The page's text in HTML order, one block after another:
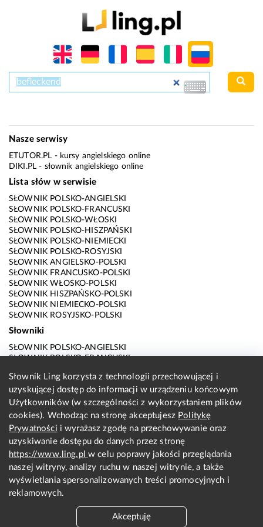
Nasze serwisy
ETUTOR.PL - kursy angielskiego online
DIKI.PL - słownik angielskiego online
Lista słów w serwisie
SŁOWNIK POLSKO-ANGIELSKI
SŁOWNIK POLSKO-FRANCUSKI
SŁOWNIK POLSKO-WŁOSKI
SŁOWNIK POLSKO-HISZPAŃSKI
SŁOWNIK POLSKO-NIEMIECKI
SŁOWNIK POLSKO-ROSYJSKI
SŁOWNIK ANGIELSKO-POLSKI
SŁOWNIK FRANCUSKO-POLSKI
SŁOWNIK WŁOSKO-POLSKI
SŁOWNIK HISZPAŃSKO-POLSKI
SŁOWNIK NIEMIECKO-POLSKI
SŁOWNIK ROSYJSKO-POLSKI
Słowniki
SŁOWNIK POLSKO-ANGIELSKI
SŁOWNIK POLSKO-FRANCUSKI
SŁOWNIK POLSKO-HISZPAŃSKI
SŁOWNIK POLSKO-NIEMIECKI
SŁOWNIK POLSKO-ROSYJSKI
SŁOWNIK ANGIELSKO-POLSKI
SŁOWNIK FRANCUSKO-POLSKI
SŁOWNIK WŁOSKO-POLSKI
SŁOWNIK HISZPAŃSKO-POLSKI
SŁOWNIK NIEMIECKO-POLSKI
SŁOWNIK ROSYJSKO-POLSKI
O nas
KONTAKT Z REDAKCJĄ
Słownik Ling korzysta z technologii przechowującej i
uzyskującej dostęp do informacji w urządzeniu końcowym
Użytkowników (w szczególności z wykorzystaniem plików
cookies). Wchodząc na stronę akceptujesz Politykę
Prywatności i wyrażasz zgodę na przechowywanie oraz
uzyskiwanie dostępu do danych przez stronę
https://www.ling.plw celu poprawy jakości przeglądania
naszej witryny, analizy ruchu w naszej witrynie, a także
wyświetlania spersonalizowanych treści promocyjnych i
reklamowych.
Akceptuję